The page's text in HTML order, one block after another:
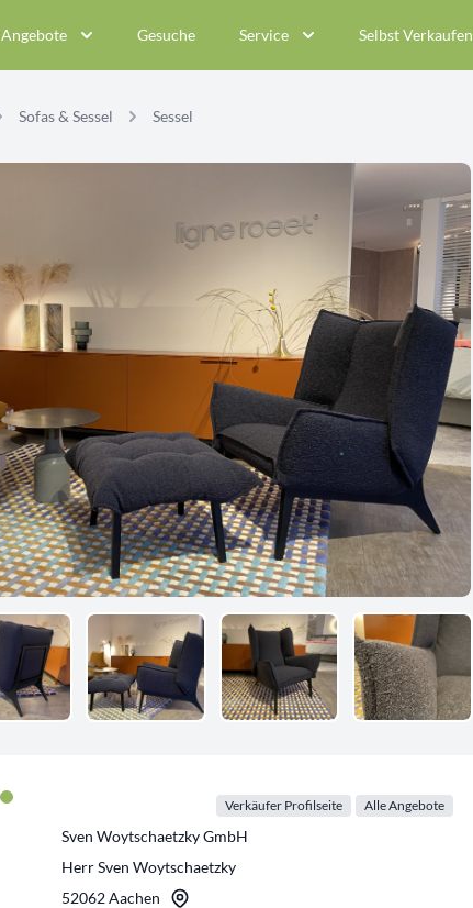
Angebote Gesuche Service Selbst Verkaufen
Sofas & Sessel Sessel
Verkäufer Profilseite Alle Angebote
Sven Woytschaetzky GmbH
Herr Sven Woytschaetzky
52062 Aachen